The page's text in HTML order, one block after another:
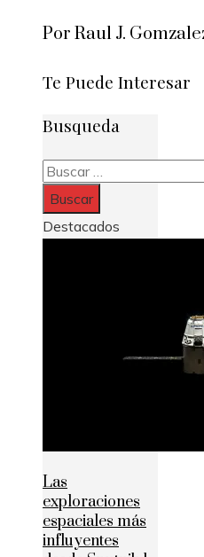
Por Raul J.
Te Puede Interesar
Busqueda
Buscar:
Destacados
Las
exploraciones
espaciales más
influyentes